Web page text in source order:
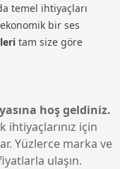
temel ihtiyaçları
bir ses
tam size göre
hoş geldiniz.
ihtiyaçlarınız için
Yüzlerce marka ve
ulaşın.